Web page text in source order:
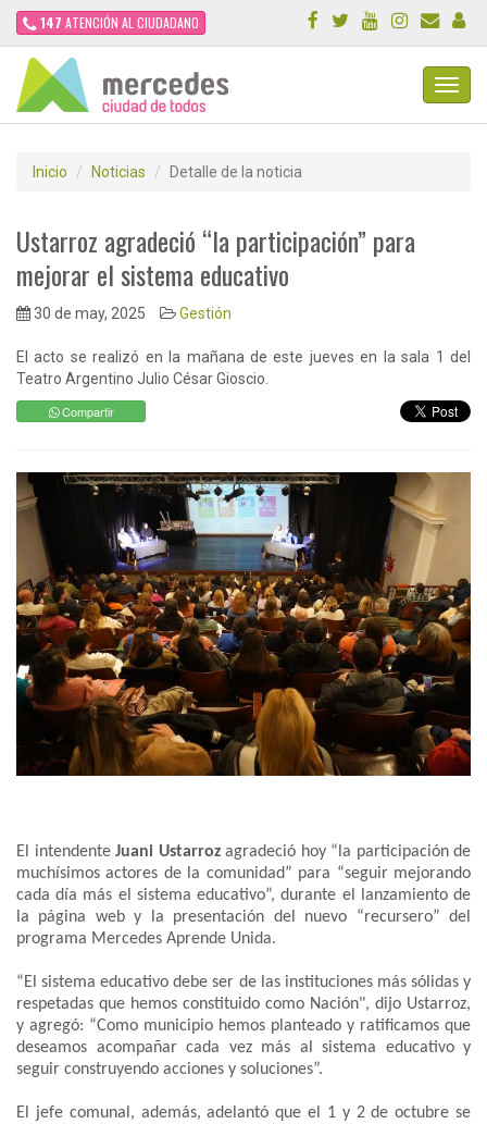
147 ATENCIÓN AL CIUDADANO
Inicio Noticias Detalle de la noticia
Ustarroz agradeció “la participación” para
mejorar el sistema educativo
30 de may, 2025 Gestión
El acto se realizó en la mañana de este jueves en la sala 1 del
Teatro Argentino Julio César Gioscio.
Compartir
El intendente Juani Ustarrozagradeció hoy “la participación de
muchísimos actores de la comunidad” para “seguir mejorando
cada día más el sistema educativo”, durante el lanzamiento de
la página web y la presentación del nuevo “recursero” del
programa Mercedes Aprende Unida.
“El sistema educativo debe ser de las instituciones más sólidas y
respetadas que hemos constituido como Nación", dijo Ustarroz,
y agregó: “Como municipio hemos planteado y ratificamos que
deseamos acompañar cada vez más al sistema educativo y
seguir construyendo acciones y soluciones”.
El jefe comunal, además, adelantó que el 1 y 2 de octubre se